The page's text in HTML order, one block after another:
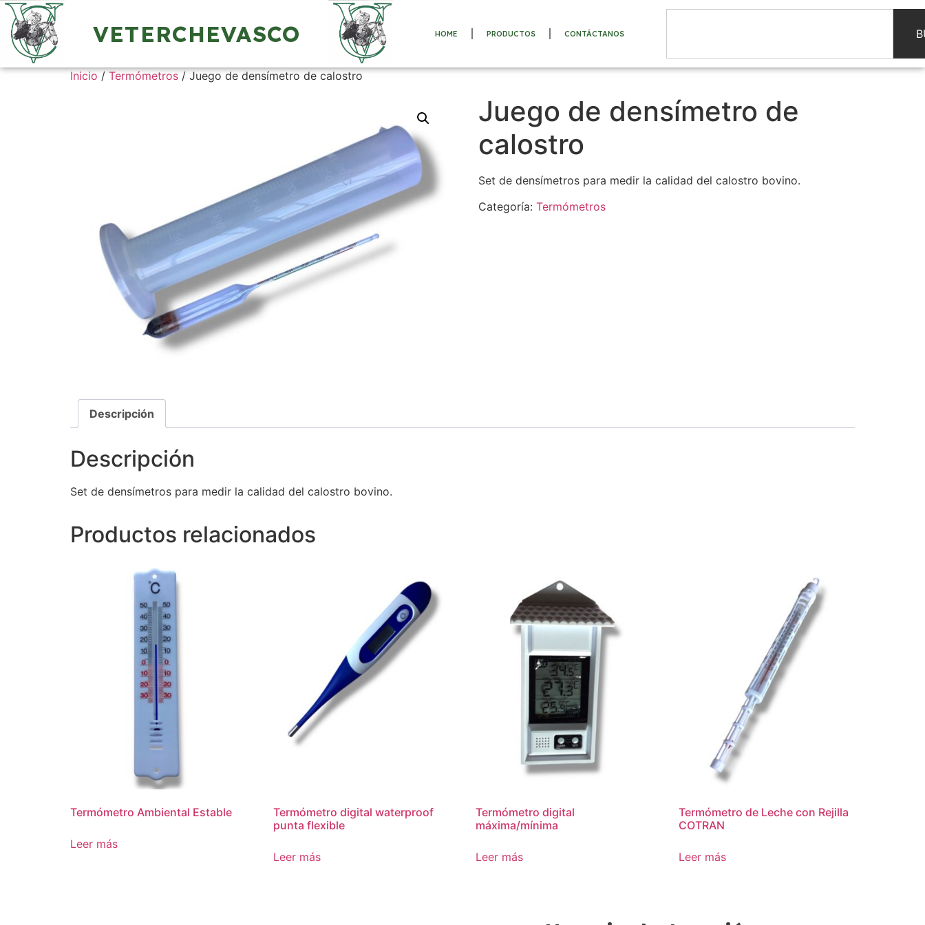
VETERCHEVASCO HOME PRODUCTOS CONTÁCTANOS
Inicio/Termómetros/ Juego de densímetro de calostro
Juego de densímetro de
calostro
Set de densímetros para medir la calidad del calostro bovino.
Categoría: Termómetros
Descripción
Descripción
Set de densímetros para medir la calidad del calostro bovino.
Productos relacionados
Termómetro Ambiental Estable
Leer más
Termómetro digital waterproof
punta flexible
Leer más
Termómetro digital
máxima/mínima
Leer más
Termómetro de Leche con Rejilla
COTRAN
Leer más